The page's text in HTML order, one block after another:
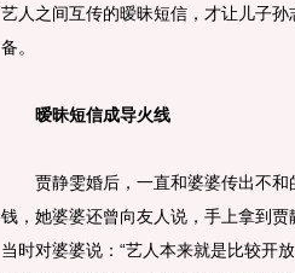
艺人之间互传的暧昧短信，才让儿子
备。
暧昧短信成导火线
贾静雯婚后，一直和婆婆传出不和
钱，她婆婆还曾向友人说，手上拿到
当时对婆婆说：“艺人本来就是比较开